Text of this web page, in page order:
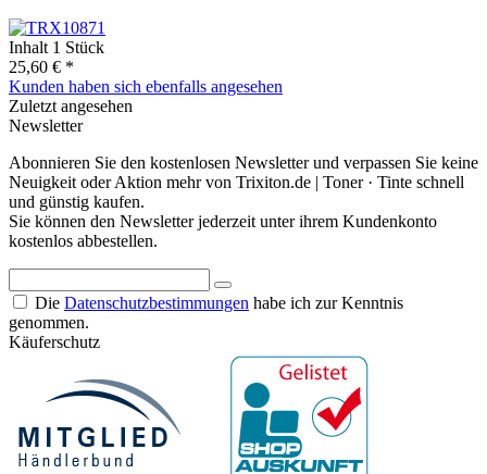
Inhalt 1 Stück
25,60 € *
Kunden haben sich ebenfalls angesehen
Zuletzt angesehen
Newsletter
Abonnieren Sie den kostenlosen Newsletter und verpassen Sie keine
Neuigkeit oder Aktion mehr von Trixiton.de | Toner · Tinte schnell
und günstig kaufen.
Sie können den Newsletter jederzeit unter ihrem Kundenkonto
kostenlos abbestellen.
Die Datenschutzbestimmungen habe ich zur Kenntnis
genommen.
Käuferschutz